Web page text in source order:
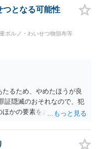
つとなる可能性
ポルノ・わいせつ物頒布等
るため、やめたほうが良
証隠滅のおそれなので、犯
かの要素をお聞きしなけ